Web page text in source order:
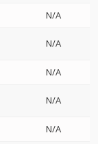
N/A
N/A
N/A
N/A
N/A